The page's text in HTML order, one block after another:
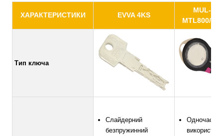
ХАРАКТЕРИСТИКИ EVVA 4KS
MUL-T-
MTL800/
Тип ключа
Слайдерний
безпружинний
Одночасно